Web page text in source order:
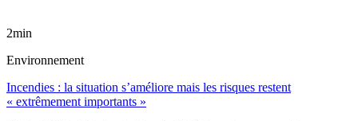
2min
Environnement
Incendies : la situation s’améliore mais les risques restent
« extrêmement importants »